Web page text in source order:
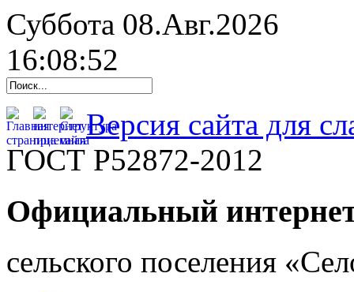
Суббота 08.Авг.2026
16:08:53
Версия сайта для
ГОСТ Р52872-2012
Официальный
cельского поселения